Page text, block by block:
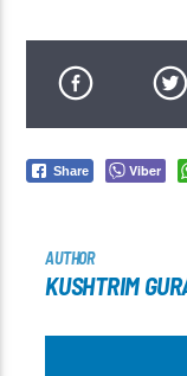
Share Viber
AUTHOR
KUSHTRIM